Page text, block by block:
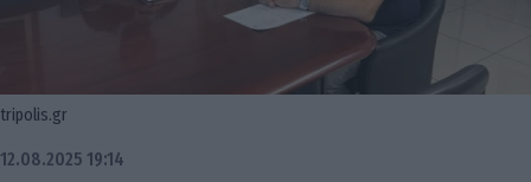
tripolis.gr
12.08.2025 19:14